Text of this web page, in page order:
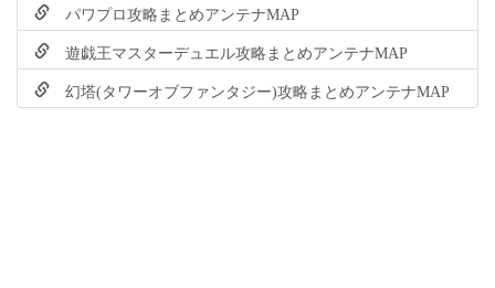
パワプロ攻略まとめアンテナMAP
遊戯王マスターデュエル攻略まとめアンテナMAP
幻塔(タワーオブファンタジー)攻略まとめアンテナMAP